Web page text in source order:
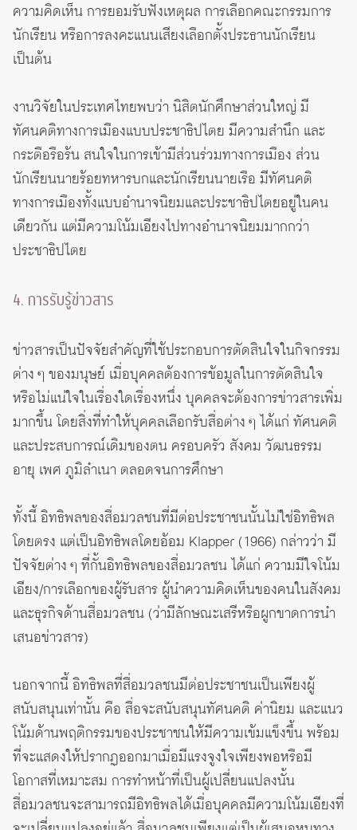
ความคิดเห็น การยอมรับฟังเหตุผล การเลือกคณะกรรมการ
นักเรียน หรือการลงคะแนนเสียงเลือกตั้งประธานนักเรียน
เป็นต้น
งานวิจัยในประเทศไทยพบว่า นิสิตนักศึกษาส่วนใหญ่ มี
ทัศนคติทางการเมืองแบบประชาธิปไตย มีความสำนึก และ
กระตือรือร้น สนใจในการเข้ามีส่วนร่วมทางการเมือง ส่วน
นักเรียนนายร้อยทหารบกและนักเรียนนายเรือ มีทัศนคติ
ทางการเมืองทั้งแบบอำนาจนิยมและประชาธิปไตยอยู่ในคน
เดียวกัน แต่มีความโน้มเอียงไปทางอำนาจนิยมมากกว่า
ประชาธิปไตย
4. การรับรู้ข่าวสาร
ข่าวสารเป็นปัจจัยสำคัญที่ใช้ประกอบการตัดสินใจในกิจกรรม
ต่าง ๆ ของมนุษย์ เมื่อบุคคลต้องการข้อมูลในการตัดสินใจ
หรือไม่แน่ใจในเรื่องใดเรื่องหนึ่ง บุคคลจะต้องการข่าวสารเพิ่ม
มากขึ้น โดยสิ่งที่ทำให้บุคคลเลือกรับสื่อต่าง ๆ ได้แก่ ทัศนคติ
และประสบการณ์เดิมของตน ครอบครัว สังคม วัฒนธรรม
อายุ เพศ ภูมิลำเนา ตลอดจนการศึกษา
ทั้งนี้ อิทธิพลของสื่อมวลชนที่มีต่อประชาชนนั้นไม่ใช่อิทธิพล
โดยตรง แต่เป็นอิทธิพลโดยอ้อม Klapper (1966) กล่าวว่า มี
ปัจจัยต่าง ๆ ที่กั้นอิทธิพลของสื่อมวลชน ได้แก่ ความมีใจโน้ม
เอียง/การเลือกของผู้รับสาร ผู้นำความคิดเห็นของคนในสังคม
และธุรกิจด้านสื่อมวลชน (ว่ามีลักษณะเสรีหรือผูกขาดการนำ
เสนอข่าวสาร)
นอกจากนี้ อิทธิพลที่สื่อมวลชนมีต่อประชาชนเป็นเพียงผู้
สนับสนุนเท่านั้น คือ สื่อจะสนับสนุนทัศนคติ ค่านิยม และแนว
โน้มด้านพฤติกรรมของประชาชนให้มีความเข้มแข็งขึ้น พร้อม
ที่จะแสดงให้ปรากฏออกมาเมื่อมีแรงจูงใจเพียงพอหรือมี
โอกาสที่เหมาะสม การทำหน้าที่เป็นผู้เปลี่ยนแปลงนั้น
สื่อมวลชนจะสามารถมีอิทธิพลได้เมื่อบุคคลมีความโน้มเอียงที่